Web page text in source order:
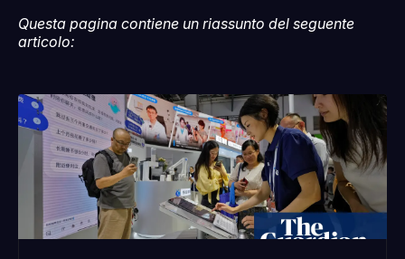
Questa pagina contiene un riassunto del seguente
articolo: